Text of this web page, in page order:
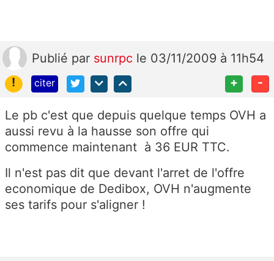
Publié par sunrpc le 03/11/2009 à 11h54
!
citer + -
Le pb c'est que depuis quelque temps OVH a
aussi revu à la hausse son offre qui
commence maintenant à 36 EUR TTC.
Il n'est pas dit que devant l'arret de l'offre
economique de Dedibox, OVH n'augmente
ses tarifs pour s'aligner !